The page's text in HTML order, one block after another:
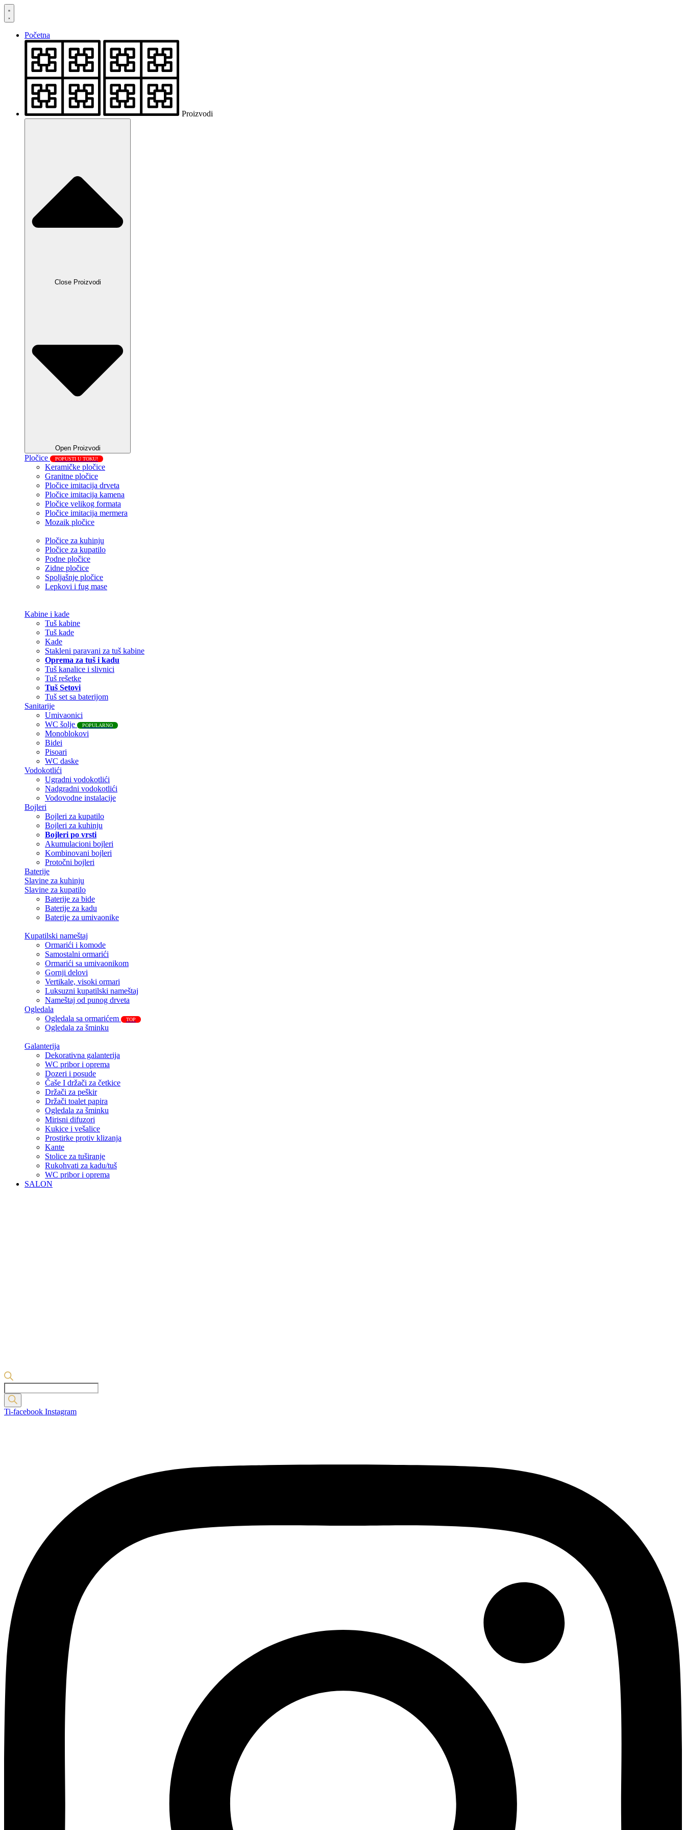
Skočite
na
Početna
Proizvodi
Close Proizvodi
Open Proizvodi
Pločice POPUSTI U TOKU!
Keramičke pločice
Granitne pločice
Pločice imitacija drveta
Pločice imitacija kamena
Pločice velikog formata
Pločice imitacija mermera
Mozaik pločice
Pločice za kuhinju
Pločice za kupatilo
Podne pločice
Zidne pločice
Spoljašnje pločice
Lepkovi i fug mase
Kabine i kade
Tuš kabine
Tuš kade
Kade
Stakleni paravani za tuš kabine
Oprema za tuš i kadu
Tuš kanalice i slivnici
Tuš rešetke
Tuš Setovi
Tuš set sa baterijom
Sanitarije
Umivaonici
WC šolje
POPULARNO
Monoblokovi
Bidei
Pisoari
WC daske
Vodokotlići
Ugradni vodokotlići
Nadgradni vodokotlići
Vodovodne instalacije
Bojleri
Bojleri za kupatilo
Bojleri za kuhinju
Bojleri po vrsti
Akumulacioni bojleri
Kombinovani bojleri
Protočni bojleri
Baterije
Slavine za kuhinju
Slavine za kupatilo
Baterije za bide
Baterije za kadu
Baterije za umivaonike
Kupatilski nameštaj
Ormarići i komode
Samostalni ormarići
Ormarići sa umivaonikom
Gornji delovi
Vertikale, visoki ormari
Luksuzni kupatilski nameštaj
Nameštaj od punog drveta
Ogledala
Ogledala sa ormarićem
TOP
Ogledala za šminku
Galanterija
Dekorativna galanterija
WC pribor i oprema
Dozeri i posude
Čaše I držači za četkice
Držači za peškir
Držači toalet papira
Ogledala za šminku
Mirisni difuzori
Kukice i vešalice
Prostirke protiv klizanja
Kante
Stolice za tuširanje
Rukohvati za kadu/tuš
WC pribor i oprema
SALON
Products
search
Ti-facebook Instagram